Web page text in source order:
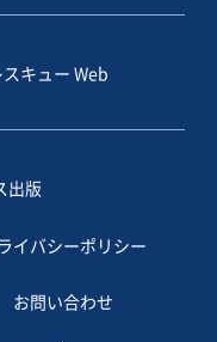
キュー Web
出版
イバシーポリシー
お問い合わせ